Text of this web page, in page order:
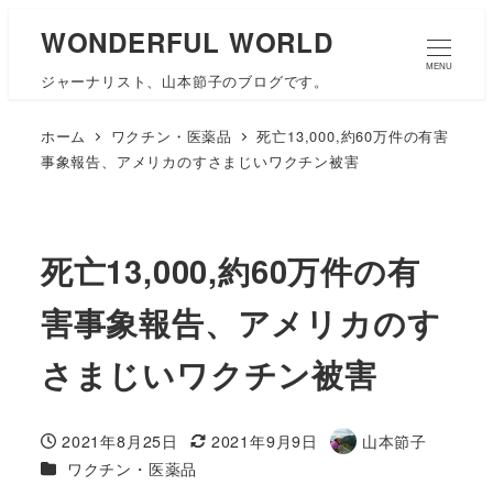
WONDERFUL WORLD
ジャーナリスト、山本節子のブログです。
MENU
ホーム ワクチン・医薬品
死亡13,000,約60万件の有害
事象報告、アメリカのすさまじいワクチン被害
死亡13,000,約60万件の有
害事象報告、アメリカのす
さまじいワクチン被害
投稿日
2021年8月25日
更新日
2021年9月9日
著
山本節子
カテゴリー
ワクチン・医薬品